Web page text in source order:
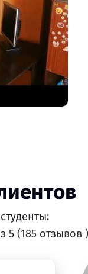
5 (185 отзывов )